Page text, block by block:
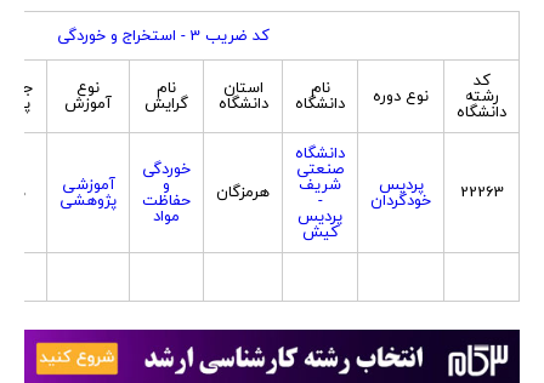
کد ضریب 3 - استخراج و خوردگی
کد
رشته
دانشگاه
نوع دوره نام
دانشگاه
استان
دانشگاه
نام
گرایش
نوع
آموزش
22263 پردیس
خودگردان
دانشگاه
صنعتی
شریف
-
پردیس
کیش
هرمزگان
خوردگی
و
حفاظت
مواد
آموزشی
پژوهشی هر